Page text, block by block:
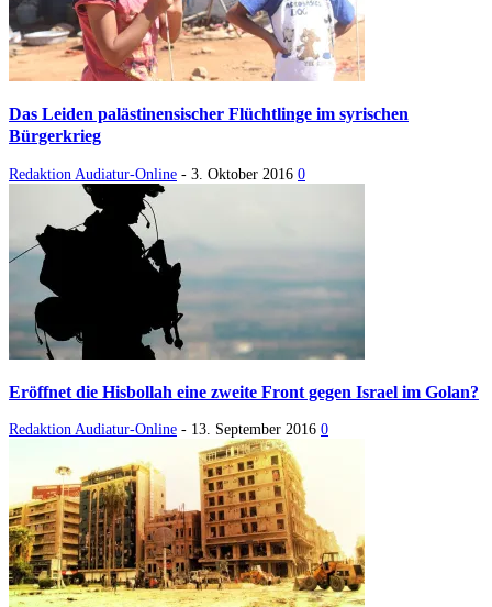
Das Leiden palästinensischer Flüchtlinge im syrischen
Bürgerkrieg
Redaktion Audiatur-Online - 3. Oktober 2016 0
Eröffnet die Hisbollah eine zweite Front gegen Israel im Golan?
Redaktion Audiatur-Online - 13. September 2016 0